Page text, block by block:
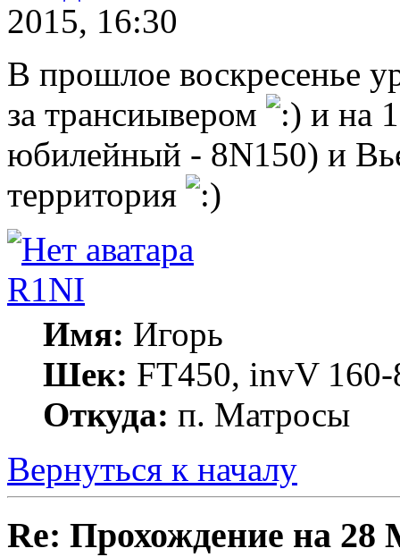
2015, 16:30
В прошлое воскресенье
за трансиывером
и на
юбилейный - 8N150) и
территория
R1NI
Имя: Игорь
Шек: FT450, invV
Откуда: п. Матросы
Вернуться к началу
Re: Прохождение на 28